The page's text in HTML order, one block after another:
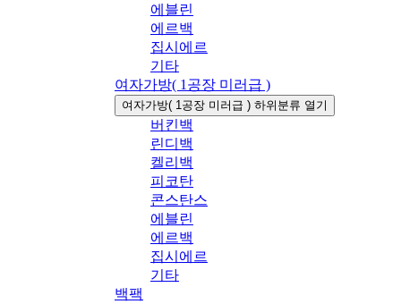
에블린
에르백
집시에르
기타
여자가방( 1공장 미러급 )
여자가방( 1공장 미러급 ) 하위분류 열기
버킨백
린디백
켈리백
피코탄
콘스탄스
에블린
에르백
집시에르
기타
백팩